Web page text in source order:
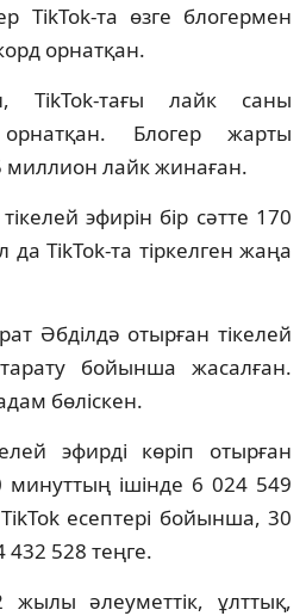
TikTok-та өзге блогермен
орнатқан.
TikTok-тағы лайк саны
Блогер жарты
миллион лайк жинаған.
эфирін бір сәтте 170
TikTok-та тіркелген жаңа
Әбділдә отырған тікелей
тарату бойынша жасалған.
бөліскен.
эфирді көріп отырған
минуттың ішінде 6 024 549
есептері бойынша, 30
528 теңге.
жылы әлеуметтік, ұлттық,